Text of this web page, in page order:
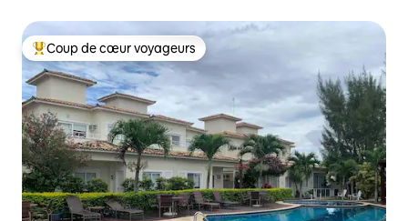
Coup de cœur voyageurs parmi les plus aimés
Coup de cœur voyageurs